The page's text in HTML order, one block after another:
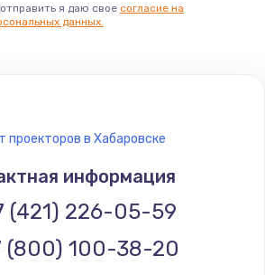
я даю свое согласие на
данных.
проекторов в Хабаровске
информация
(421) 226-05-59
(800) 100-38-20